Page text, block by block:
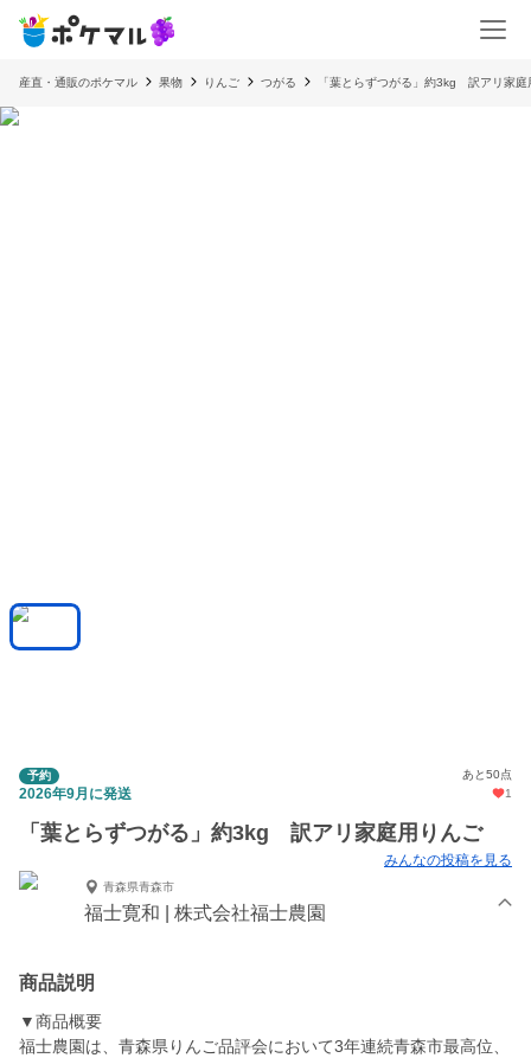
産直・通販のポケマル 果物 りんご つがる 「葉とらずつがる」約3kg 訳アリ家庭
予約 あと50点
2026年9月に発送 1
「葉とらずつがる」約3kg 訳アリ家庭用りんご
みんなの投稿を見る
青森県青森市
福士寛和 | 株式会社福士農園
商品説明
▼商品概要
福士農園は、青森県りんご品評会において3年連続青森市最高位、